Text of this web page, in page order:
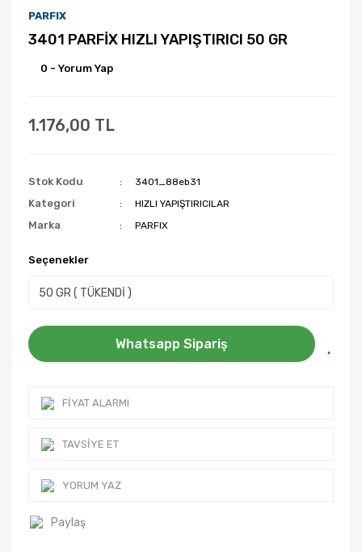
PARFIX
3401 PARFİX HIZLI YAPIŞTIRICI 50 GR
0 - Yorum Yap
1.176,00 TL
Stok Kodu 3401_88eb31
Kategori HIZLI YAPIŞTIRICILAR
Marka PARFIX
Seçenekler
Whatsapp Sipariş
FIYAT ALARMI
TAVSIYE ET
YORUM YAZ
Paylaş